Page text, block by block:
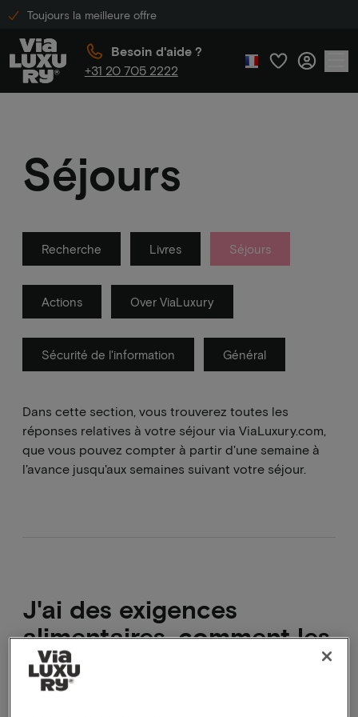
Toujours la meilleure offre
Besoin d'aide ?
+31 20 705 2222
Séjours
Recherche Livres Séjours
Actions Over ViaLuxury
Sécurité de l'information Général
Dans cette section, vous trouverez toutes les
réponses relatives à votre séjour via ViaLuxury.com,
que vous pouvez compter à partir d'une semaine à
l'avance jusqu'aux semaines suivant votre séjour.
J'ai des exigences
alimentaires, comment les
transmettre ?